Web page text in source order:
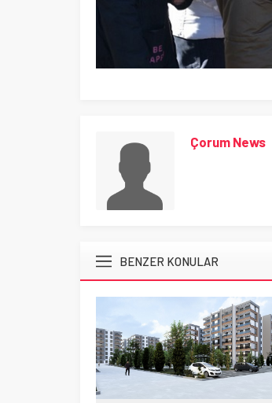
Çorum News
BENZER KONULAR